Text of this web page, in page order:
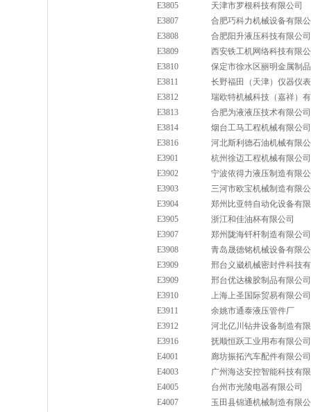
E3805
天津市罗根科技有限公司
E3807
合肥巧科力机械设备有限
E3808
合肥阳升液压科技有限公司
E3809
西安铁工机网络科技有限
E3810
保定市徐水区丽明金属制
E3811
长野福田（天津）仪器仪
E3812
瑞欧特机械科技（嘉祥）
E3813
合肥为液液压技术有限公司
E3814
烟台工马工程机械有限公司
E3816
河北斯利德石油机械有限
E3901
杭州徐迈工程机械有限公司
E3902
宁波依得力液压制造有限
E3903
三河市欧宝机械制造有限
E3904
郑州比亚特自动化设备有
E3905
浙江和佳油杯有限公司
E3907
郑州陇海钎杆制造有限公司
E3908
青岛晟德铭机械设备有限
E3909
邢台义崴机械密封件科技
E3909
邢台优达橡胶制品有限公司
E3910
上海上圣国际贸易有限公司
E3911
余姚市通泰液压管件厂
E3912
河北亿川钻井设备制造有
E3916
抚顺恒跃工业用布有限公司
E4001
廊坊振拓汽车配件有限公司
E4003
广州海达安控智能科技有
E4005
台州市光陵电器有限公司
E4007
玉田县锦通机械制造有限